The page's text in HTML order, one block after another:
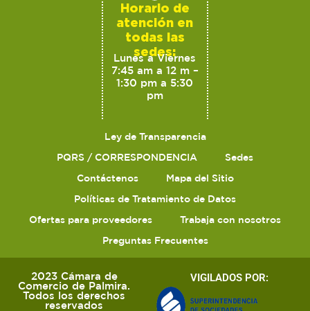
Horario de
atención en
todas las
sedes:
Lunes a Viernes
7:45 am a 12 m –
1:30 pm a 5:30
pm
Ley de Transparencia
PQRS / CORRESPONDENCIA
Sedes
Contáctenos
Mapa del Sitio
Políticas de Tratamiento de Datos
Ofertas para proveedores
Trabaja con nosotros
Preguntas Frecuentes
2023 Cámara de
Comercio de Palmira.
Todos los derechos
reservados
VIGILADOS POR: